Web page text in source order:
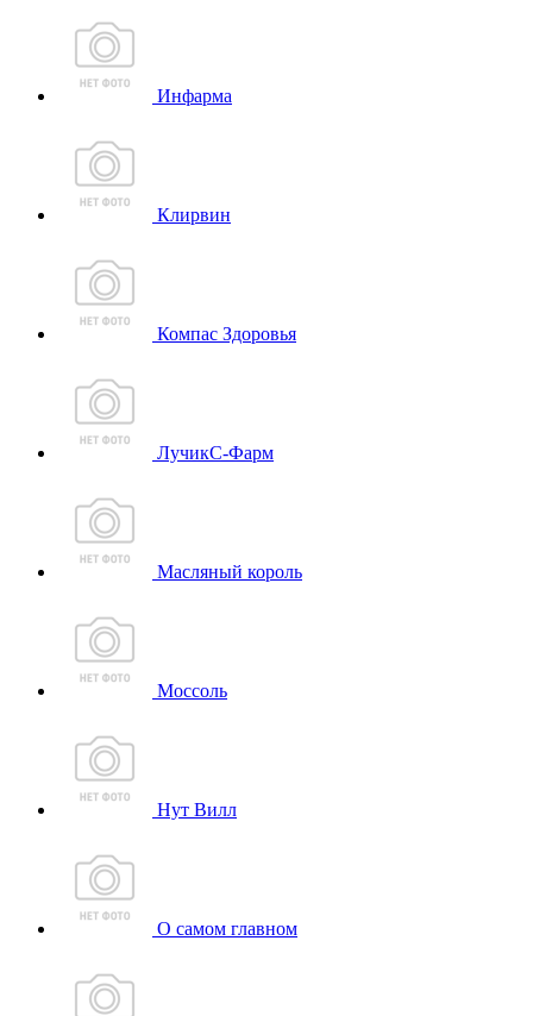
Инфарма
Клирвин
Компас Здоровья
ЛучикС-Фарм
Масляный король
Моссоль
Нут Вилл
О самом главном